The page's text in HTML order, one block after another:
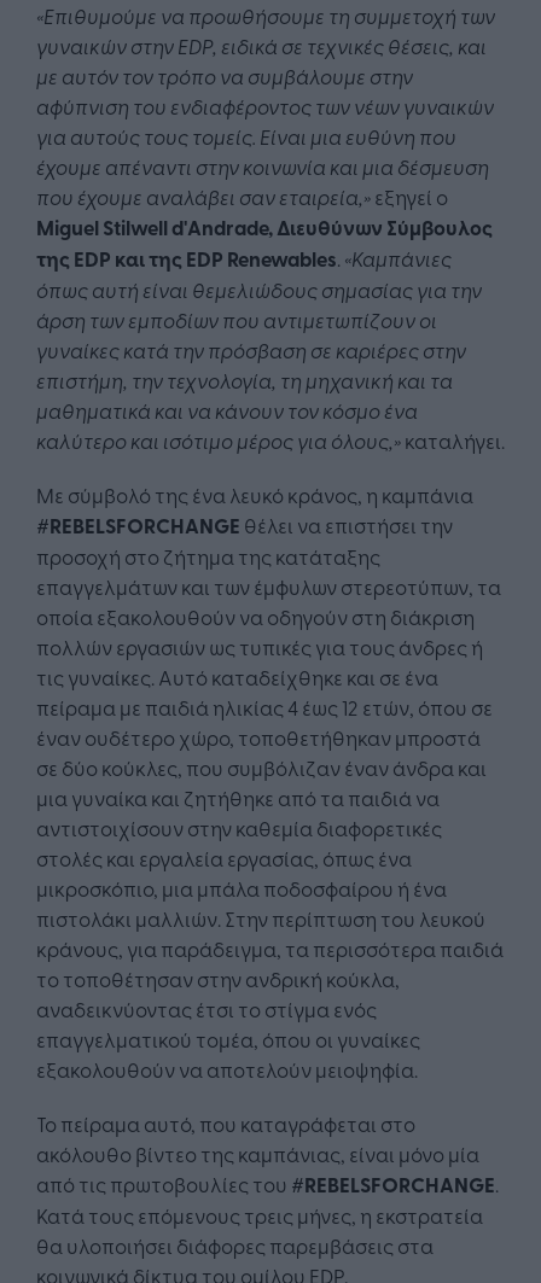
«Επιθυμούμε να προωθήσουμε τη συμμετοχή των
γυναικών στην EDP, ειδικά σε τεχνικές θέσεις, και
με αυτόν τον τρόπο να συμβάλουμε στην
αφύπνιση του ενδιαφέροντος των νέων γυναικών
για αυτούς τους τομείς. Είναι μια ευθύνη που
έχουμε απέναντι στην κοινωνία και μια δέσμευση
που έχουμε αναλάβει σαν εταιρεία,»εξηγεί ο
Miguel Stilwelld'Andrade, Διευθύνων Σύμβουλος
της EDP και της EDP Renewables. «Καμπάνιες
όπως αυτή είναι θεμελιώδους σημασίας για την
άρση των εμποδίων που αντιμετωπίζουν οι
γυναίκες κατά την πρόσβαση σε καριέρες στην
επιστήμη, την τεχνολογία, τη μηχανική και τα
μαθηματικά και να κάνουν τον κόσμο ένα
καλύτερο και ισότιμο μέρος για όλους,»καταλήγει.
Με σύμβολό της ένα λευκό κράνος, η καμπάνια
#REBELSFORCHANGE θέλει να επιστήσει την
προσοχή στο ζήτημα της κατάταξης
επαγγελμάτων και των έμφυλων στερεοτύπων, τα
οποία εξακολουθούν να οδηγούν στη διάκριση
πολλών εργασιών ως τυπικές για τους άνδρες ή
τις γυναίκες. Αυτό καταδείχθηκε και σε ένα
πείραμα με παιδιά ηλικίας 4 έως 12 ετών, όπου σε
έναν ουδέτερο χώρο, τοποθετήθηκαν μπροστά
σε δύο κούκλες, που συμβόλιζαν έναν άνδρα και
μια γυναίκα και ζητήθηκε από τα παιδιά να
αντιστοιχίσουν στην καθεμία διαφορετικές
στολές και εργαλεία εργασίας, όπως ένα
μικροσκόπιο, μια μπάλα ποδοσφαίρου ή ένα
πιστολάκι μαλλιών. Στην περίπτωση του λευκού
κράνους, για παράδειγμα, τα περισσότερα παιδιά
το τοποθέτησαν στην ανδρική κούκλα,
αναδεικνύοντας έτσι το στίγμα ενός
επαγγελματικού τομέα, όπου οι γυναίκες
εξακολουθούν να αποτελούν μειοψηφία.
Το πείραμα αυτό, που καταγράφεται στο
ακόλουθο βίντεο της καμπάνιας, είναι μόνο μία
από τις πρωτοβουλίες του #REBELSFORCHANGE.
Κατά τους επόμενους τρεις μήνες, η εκστρατεία
θα υλοποιήσει διάφορες παρεμβάσεις στα
κοινωνικά δίκτυα του ομίλου EDP,